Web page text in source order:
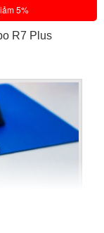
5%
R7 Plus